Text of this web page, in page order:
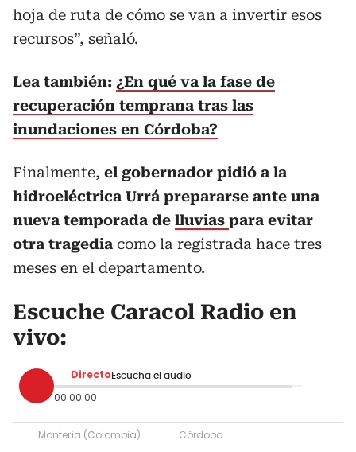
hoja de ruta de cómo se van a invertir esos
recursos”, señaló.
Lea también: ¿En qué va la fase de
recuperación temprana tras las
inundaciones en Córdoba?
Finalmente, el gobernador pidió a la
hidroeléctrica Urrá prepararse ante una
nueva temporada de lluvias para evitar
otra tragedia como la registrada hace tres
meses en el departamento.
Escuche Caracol Radio en
vivo:
Directo Escucha el audio
00:00:00
Montería (Colombia)
Córdoba